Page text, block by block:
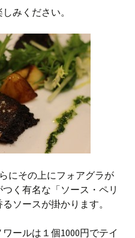
みください。
にその上にフォアグラが
く有名な「ソース・ペリ
ソースが掛かります。
ールは１個1000円でテイ